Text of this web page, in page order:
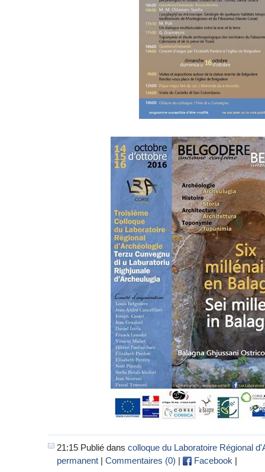
21:15 Publié dans colloque du Laboratoire Régional
permanent | Commentaires (0) | Facebook |